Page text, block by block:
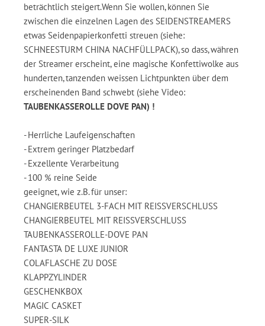
beträchtlich steigert.Wenn Sie wollen, können Sie
zwischen die einzelnen Lagen des SEIDENSTREAMERS
etwas Seidenpapierkonfetti streuen (siehe:
SCHNEESTURM CHINA NACHFÜLLPACK), so dass, währen
der Streamer erscheint, eine magische Konfettiwolke aus
hunderten, tanzenden weissen Lichtpunkten über dem
erscheinenden Band schwebt (siehe Video:
TAUBENKASSEROLLE DOVE PAN) !
- Herrliche Laufeigenschaften
- Extrem geringer Platzbedarf
- Exzellente Verarbeitung
- 100 % reine Seide
geeignet, wie z.B. für unser:
CHANGIERBEUTEL 3-FACH MIT REISSVERSCHLUSS
CHANGIERBEUTEL MIT REISSVERSCHLUSS
TAUBENKASSEROLLE-DOVE PAN
FANTASTA DE LUXE JUNIOR
COLAFLASCHE ZU DOSE
KLAPPZYLINDER
GESCHENKBOX
MAGIC CASKET
SUPER-SILK